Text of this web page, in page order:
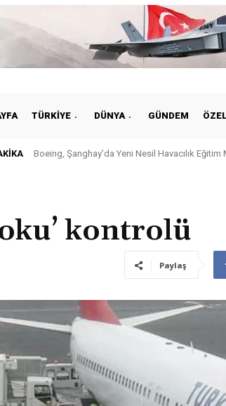
TÜRKIYE DÜNYA GÜNDEM
Boeing, Şanghay’da Yeni Nesil Havacılık Eğitim
kontrolü
Paylaş